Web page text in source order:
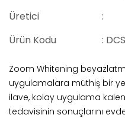
Üretici
:
Ürün Kodu
:
Zoom Whitening
uygulamalara müthiş bir
ilave, kolay uygulama
tedavisinin sonuçlarını